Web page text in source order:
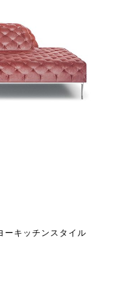
キッチンスタイル